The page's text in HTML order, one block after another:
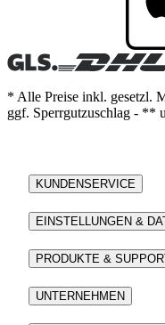
* Alle Preise inkl. gesetzl.
ggf. Sperrgutzuschlag - **
KUNDENSERVICE
EINSTELLUNGEN &
PRODUKTE &
UNTERNEHMEN